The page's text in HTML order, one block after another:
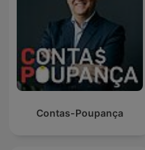
Contas-Poupança